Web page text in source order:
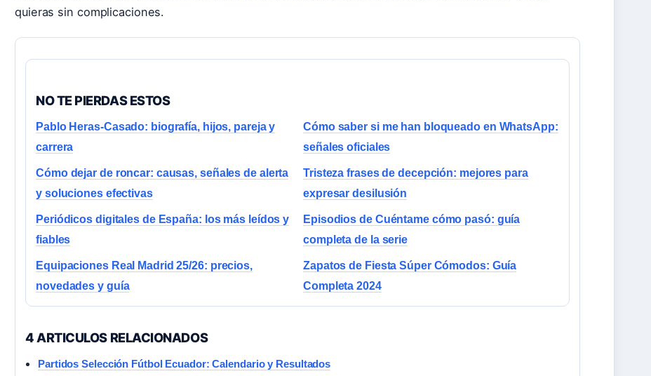
quieras sin complicaciones.
NO TE PIERDAS ESTOS
Pablo Heras-Casado: biografía, hijos, pareja y
carrera
Cómo saber si me han bloqueado en WhatsApp:
señales oficiales
Cómo dejar de roncar: causas, señales de alerta
y soluciones efectivas
Tristeza frases de decepción: mejores para
expresar desilusión
Periódicos digitales de España: los más leídos y
fiables
Episodios de Cuéntame cómo pasó: guía
completa de la serie
Equipaciones Real Madrid 25/26: precios,
novedades y guía
Zapatos de Fiesta Súper Cómodos: Guía
Completa 2024
4 ARTICULOS RELACIONADOS
Partidos Selección Fútbol Ecuador: Calendario y Resultados